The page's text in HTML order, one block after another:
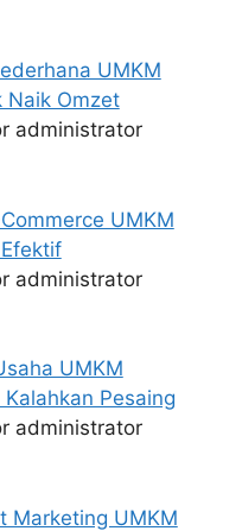
UMKM
Naik Omzet
administrator
UMKM
administrator
UMKM
Pesaing
administrator
Marketing UMKM